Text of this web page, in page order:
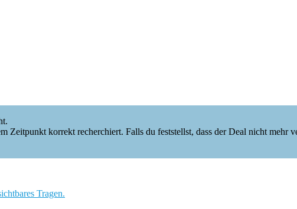
Zeitpunkt korrekt recherchiert. Falls du feststellst, dass der Deal nicht mehr